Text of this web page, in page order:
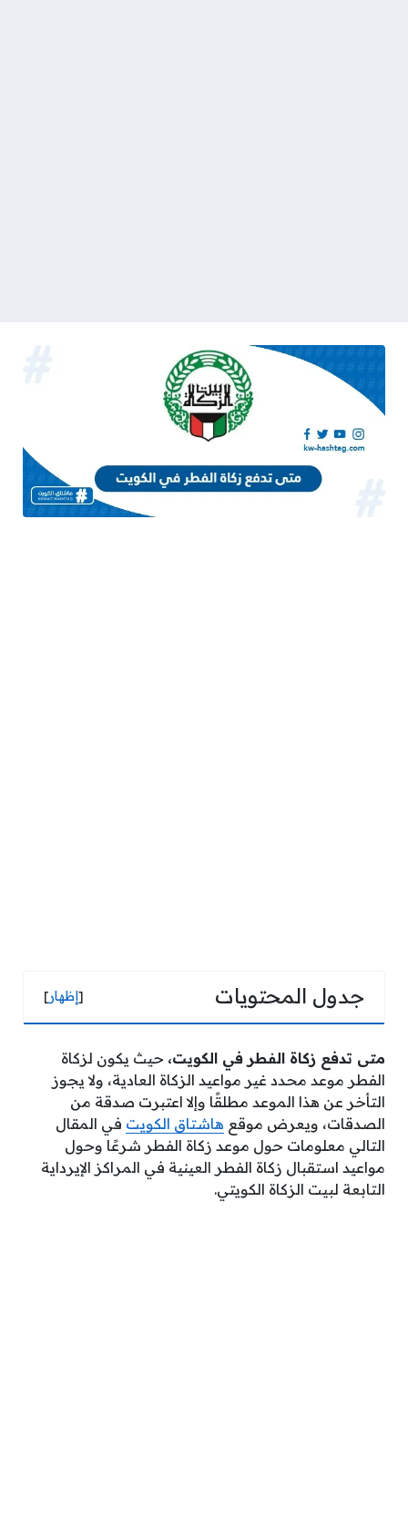
جدول المحتويات [إظهار]
متى تدفع زكاة الفطر في الكويت، حيث يكون لزكاة
الفطر موعد محدد غير مواعيد الزكاة العادية، ولا يجوز
التأخر عن هذا الموعد مطلقًا وإلا اعتبرت صدقة من
الصدقات، ويعرض موقع هاشتاق الكويت في المقال
التالي معلومات حول موعد زكاة الفطر شرعًا وحول
مواعيد استقبال زكاة الفطر العينية في المراكز الإيرداية
التابعة لبيت الزكاة الكويتي.